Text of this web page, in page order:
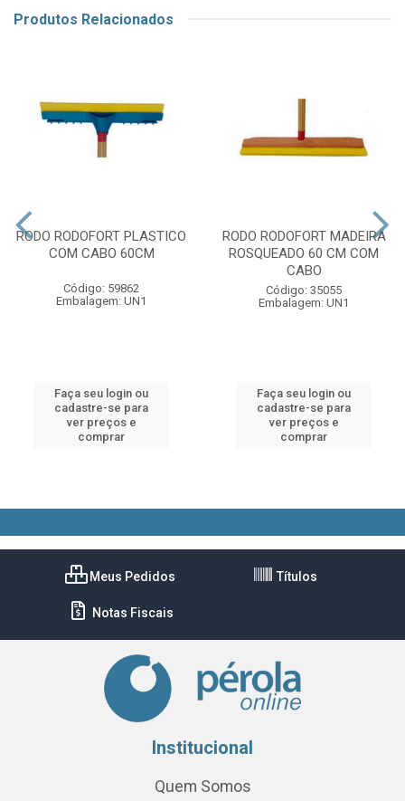
Produtos Relacionados
RODO RODOFORT PLASTICO
COM CABO 60CM
Código: 59862
Embalagem: UN1
Faça seu login ou
cadastre-se para
ver preços e
comprar
RODO RODOFORT MADEIRA
ROSQUEADO 60 CM COM
CABO
Código: 35055
Embalagem: UN1
Faça seu login ou
cadastre-se para
ver preços e
comprar
Meus Pedidos Títulos
Notas Fiscais
Institucional
Quem Somos